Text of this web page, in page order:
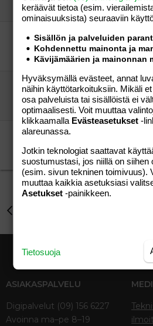
1
26.08.2007
apua
Miehen masennusta?
Siilura
Perhe-elämä
1
17.07.2008
Siilura
Ystävä hankkiutui
vierailija Aihe vapaa
74
Elena777
ihmeelliset mieliteot
kyselijä
Aihe vapaa
17
HelloShitty
ASIAKASPALVELU
Digipalvelut (09) 156 6227
Avoinna ma–pe 8–19
keräävät tietoa (esim.
ominaisuuk­sista) seuraaviin
Sisällön ja palveluiden
Kohdennettu mainonta ja
Kävijämäärien ja mainonnan
Hyväksymällä evästeet, annat
näihin käyttötarkoituksiin. Mikäli
osa palveluista tai sisällöistä ei
optimaalisesti. Voit muuttaa
klikkaamalla Evästeasetukset -
alareunassa.
Jotkin teknologiat saattavat
suostumustasi, jos niillä on siihen
(esim. sivun tekninen toimivuus).
muuttaa kaikkia asetuksiasi
Asetukset -painikkeen.
Tietosuoja